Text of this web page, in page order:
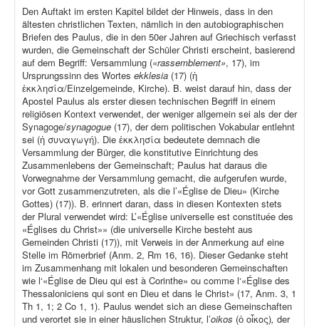
Den Auftakt im ersten Kapitel bildet der Hinweis, dass in den
ältesten christlichen Texten, nämlich in den autobiographischen
Briefen des Paulus, die in den 50er Jahren auf Griechisch verfasst
wurden, die Gemeinschaft der Schüler Christi erscheint, basierend
auf dem Begriff: Versammlung («rassemblement», 17), im
Ursprungssinn des Wortes ekklesia (17) (ἡ
ἐκκλησία/Einzelgemeinde, Kirche). B. weist darauf hin, dass der
Apostel Paulus als erster diesen technischen Begriff in einem
religiösen Kontext verwendet, der weniger allgemein sei als der der
Synagoge/synagogue (17), der dem politischen Vokabular entlehnt
sei (ἡ συναγωγή). Die ἐκκλησία bedeutete demnach die
Versammlung der Bürger, die konstitutive Einrichtung des
Zusammenlebens der Gemeinschaft; Paulus hat daraus die
Vorwegnahme der Versammlung gemacht, die aufgerufen wurde,
vor Gott zusammenzutreten, als die l’«Église de Dieu» (Kirche
Gottes) (17)). B. erinnert daran, dass in diesen Kontexten stets
der Plural verwendet wird: L’«Église universelle est constituée des
«Églises du Christ»» (die universelle Kirche besteht aus
Gemeinden Christi (17)), mit Verweis in der Anmerkung auf eine
Stelle im Römerbrief (Anm. 2, Rm 16, 16). Dieser Gedanke steht
im Zusammenhang mit lokalen und besonderen Gemeinschaften
wie l‘«Église de Dieu qui est à Corinthe» ou comme l‘«Église des
Thessaloniciens qui sont en Dieu et dans le Christ» (17, Anm. 3, 1
Th 1, 1; 2 Co 1, 1). Paulus wendet sich an diese Gemeinschaften
und verortet sie in einer häuslichen Struktur, l’oikos (ὁ οἶκος), der